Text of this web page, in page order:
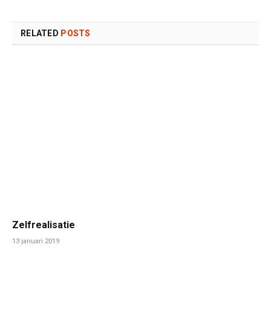
RELATED POSTS
Zelfrealisatie
13 januari 2019